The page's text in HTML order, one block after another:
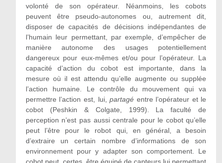
volonté de son opérateur. Néanmoins, les cobots
peuvent être pseudo-autonomes ou, autrement dit,
disposer de capacités de décisions indépendantes de
l’humain leur permettant, par exemple, d’empêcher de
manière autonome des usages potentiellement
dangereux pour eux-mêmes et/ou pour l’opérateur. La
capacité d’action du cobot est importante, dans la
mesure où il est attendu qu’elle augmente ou supplée
l’action humaine. Le contrôle du mouvement qui va
permettre l’action est, lui,partagé entre l’opérateur et le
cobot (Peshkin & Colgate, 1999). La faculté de
perception n’est pas aussi centrale pour le cobot qu’elle
peut l’être pour le robot qui, en général, a besoin
d’extraire un certain nombre d’informations de son
environnement pour y adapter son comportement. Le
cobot peut, certes, être équipé de capteurs lui permettant